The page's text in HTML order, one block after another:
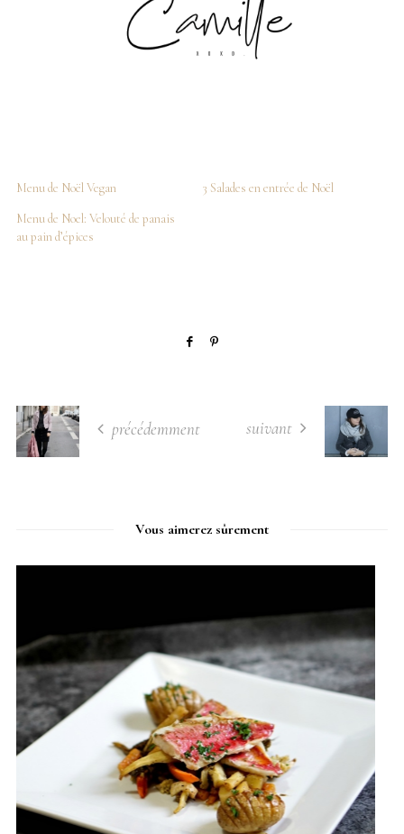
Menu de Noël Vegan
3 Salades en entrée de Noël
Menu de Noel: Velouté de panais
au pain d’épices
précédemment suivant
Vous aimerez sûrement